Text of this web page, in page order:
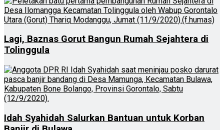
Lagi, Baznas Gorut Bangun Rumah Sejahtera di
Tolinggula
Idah Syahidah Salurkan Bantuan untuk Korban